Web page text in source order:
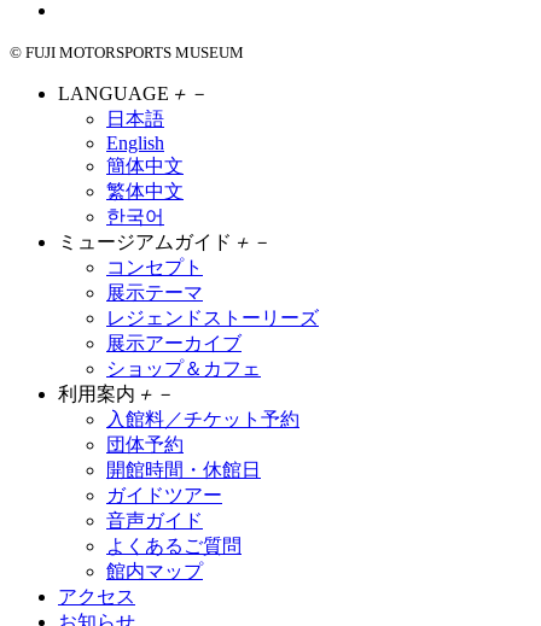
© FUJI MOTORSPORTS MUSEUM
LANGUAGE ＋ －
日本語
English
簡体中文
繁体中文
한국어
ミュージアムガイド ＋ －
コンセプト
展示テーマ
レジェンドストーリーズ
展示アーカイブ
ショップ＆カフェ
利用案内 ＋ －
入館料／チケット予約
団体予約
開館時間・休館日
ガイドツアー
音声ガイド
よくあるご質問
館内マップ
アクセス